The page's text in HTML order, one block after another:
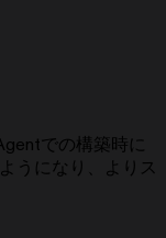
での構築時に
うになり、よりス